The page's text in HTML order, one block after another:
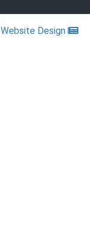
Website Design